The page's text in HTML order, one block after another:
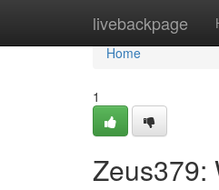
livebackpage
Home
Home
1
Zeus379: